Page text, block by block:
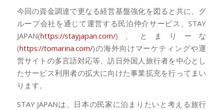
今回の資金調達で更なる経営基盤強化を図ると共に、グ
ループ会社を通じて運営する民泊仲介サービス、STAY
JAPAN(https://stayjapan.com/)、とまりーな
(https://tomarina.com/)の海外向けマーケティングや運
営サイトの多言語対応等、訪日外国人旅行者を中心とし
たサービス利用者の拡大に向けた事業拡充を行ってまい
ります。
STAY JAPANは、日本の民家に泊まりたいと考える旅行